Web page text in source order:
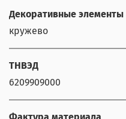
Декоративные элементы
кружево
ТНВЭД
6209909000